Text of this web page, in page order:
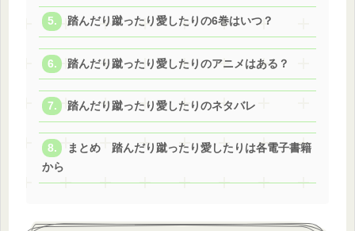
踏んだり蹴ったり愛したりの6巻はいつ？
踏んだり蹴ったり愛したりのアニメはある？
踏んだり蹴ったり愛したりのネタバレ
まとめ 踏んだり蹴ったり愛したりは各電子書籍
から